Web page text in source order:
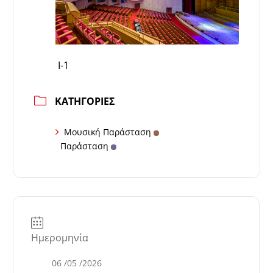
Ι-1
ΚΑΤΗΓΟΡΊΕΣ
Μουσική Παράσταση
Παράσταση
Ημερομηνία
06 /05 /2026